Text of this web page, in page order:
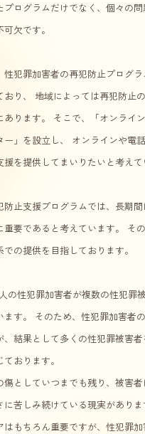
プログラムだけでなく、個々の
欠です。
性犯罪加害者の再犯防止プログ
おり、 地域によっては再犯防止
あります。 そこで、「オンライ
ー」を設立し、 オンラインや電
を提供してまいりたいと考えて
防止支援プログラムでは、長期
重要であると考えています。 そ
の提供を目指しております。
の性犯罪加害者が複数の性犯罪
ます。 そのため、性犯罪加害者
結果として多くの性犯罪被害
おります。
としていつまでも残り、被害
苦しみ続けている現実がありま
もちろん重要ですが、性犯罪